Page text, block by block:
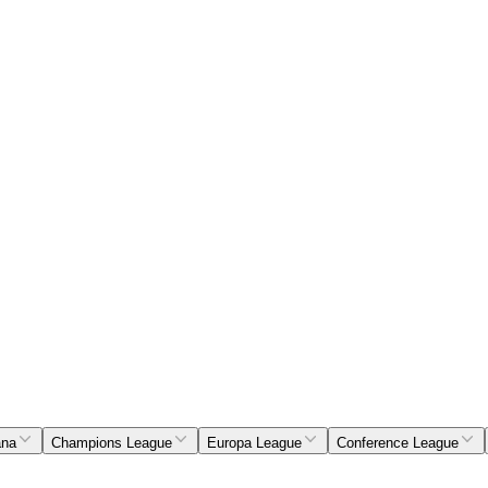
Champions League Europa League Conference League